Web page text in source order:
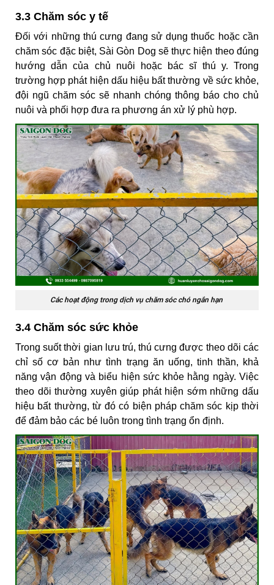
3.3 Chăm sóc y tế
Đối với những thú cưng đang sử dụng thuốc hoặc cần
chăm sóc đặc biệt, Sài Gòn Dog sẽ thực hiện theo đúng
hướng dẫn của chủ nuôi hoặc bác sĩ thú y. Trong
trường hợp phát hiện dấu hiệu bất thường về sức khỏe,
đội ngũ chăm sóc sẽ nhanh chóng thông báo cho chủ
nuôi và phối hợp đưa ra phương án xử lý phù hợp.
Các hoạt động trong dịch vụ chăm sóc chó ngắn hạn
3.4 Chăm sóc sức khỏe
Trong suốt thời gian lưu trú, thú cưng được theo dõi các
chỉ số cơ bản như tình trạng ăn uống, tinh thần, khả
năng vận động và biểu hiện sức khỏe hằng ngày. Việc
theo dõi thường xuyên giúp phát hiện sớm những dấu
hiệu bất thường, từ đó có biện pháp chăm sóc kịp thời
để đảm bảo các bé luôn trong tình trạng ổn định.